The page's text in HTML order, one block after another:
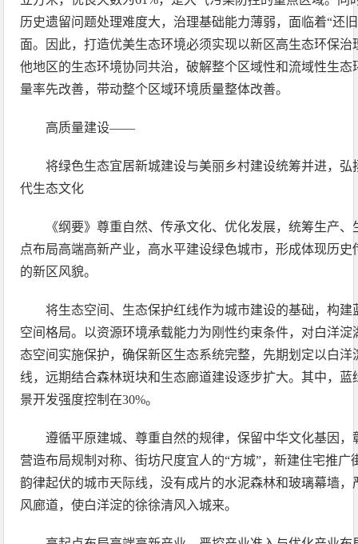
历史遗留问题处理难度大，治理基础能力薄弱，面临着“还
面。因此，打造优美生态环境必须实现以新区高生态环保
他地区的生态环境协同共治，破解整个区域性和流域性生
量率先改善，带动整个区域环境质量整体改善。
高质量建设——
将绿色生态宜居新城建设与美丽乡村建设统筹并进，
代生态文化
《纲要》尊重自然、传承文化、优化发展，统筹生产
点布局高端高新产业，高水平建设绿色城市，形成体现历
的新区风貌。
将生态空间、生态保护红线作为城市建设的基础，构
空间格局。以资源环境承载能力为刚性约束条件，对白洋
态空间实施保护，确保新区生态系统完整，先期划定以白
线，远期结合森林斑块和生态廊道建设逐步扩大。其中，蓝
景开发强度控制在30%。
遵循平原建城、尊重自然的规律，保留中华文化基因
营造布局规制对称、街坊尺度宜人的“方城”，新建住宅推
韵律起伏的城市天际线，没有成片的水泥森林和玻璃幕墙
风廊道，使白洋淀的徐徐清风入城来。